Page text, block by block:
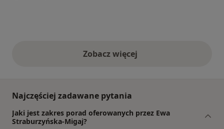
Zobacz więcejopinie powyżej
Najczęściej zadawane pytania
Jaki jest zakres porad oferowanych przez Ewa
Straburzyńska-Migaj?